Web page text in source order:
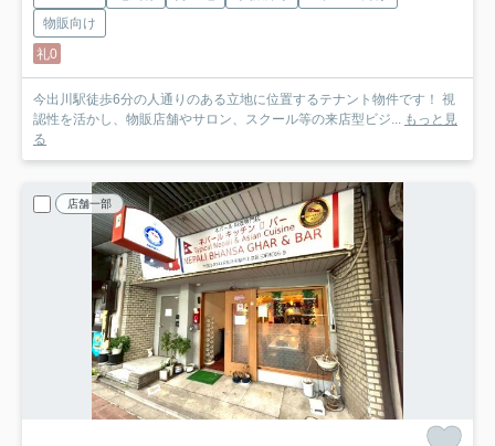
物販向け
礼0
今出川駅徒歩6分の人通りのある立地に位置するテナント物件です！ 視
認性を活かし、物販店舗やサロン、スクール等の来店型ビジ... もっと見
る
店舗一部